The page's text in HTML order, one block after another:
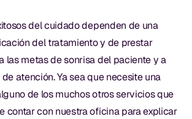
del cuidado dependen de una
del tratamiento y de prestar
las metas de sonrisa del paciente y a
atención. Ya sea que necesite una
de los muchos otros servicios que
contar con nuestra oficina para explicar